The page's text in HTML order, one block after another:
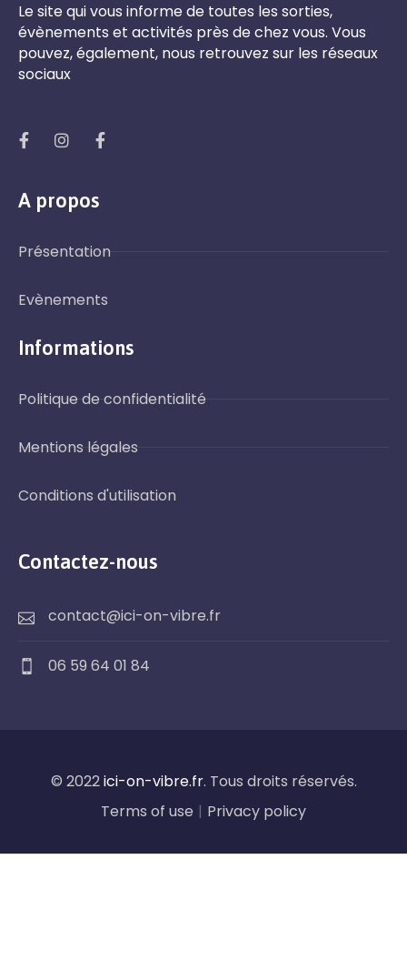
Le site qui vous informe de toutes les sorties,
évènements et activités près de chez vous. Vous
pouvez, également, nous retrouvez sur les réseaux
sociaux
A propos
Présentation
Evènements
Informations
Politique de confidentialité
Mentions légales
Conditions d'utilisation
Contactez-nous
contact@ici-on-vibre.fr
06 59 64 01 84
© 2022ici-on-vibre.fr. Tous droits réservés.
Terms of use | Privacy policy